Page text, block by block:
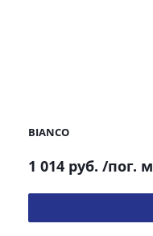
BIANCO
1 014 руб. /пог. м